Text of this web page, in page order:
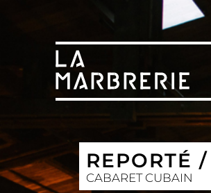
REPORTÉ
CABARET CUBAIN